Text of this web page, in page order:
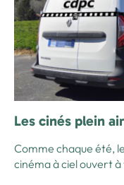
Les cinés plein
Comme chaque été,
cinéma à ciel ouvert